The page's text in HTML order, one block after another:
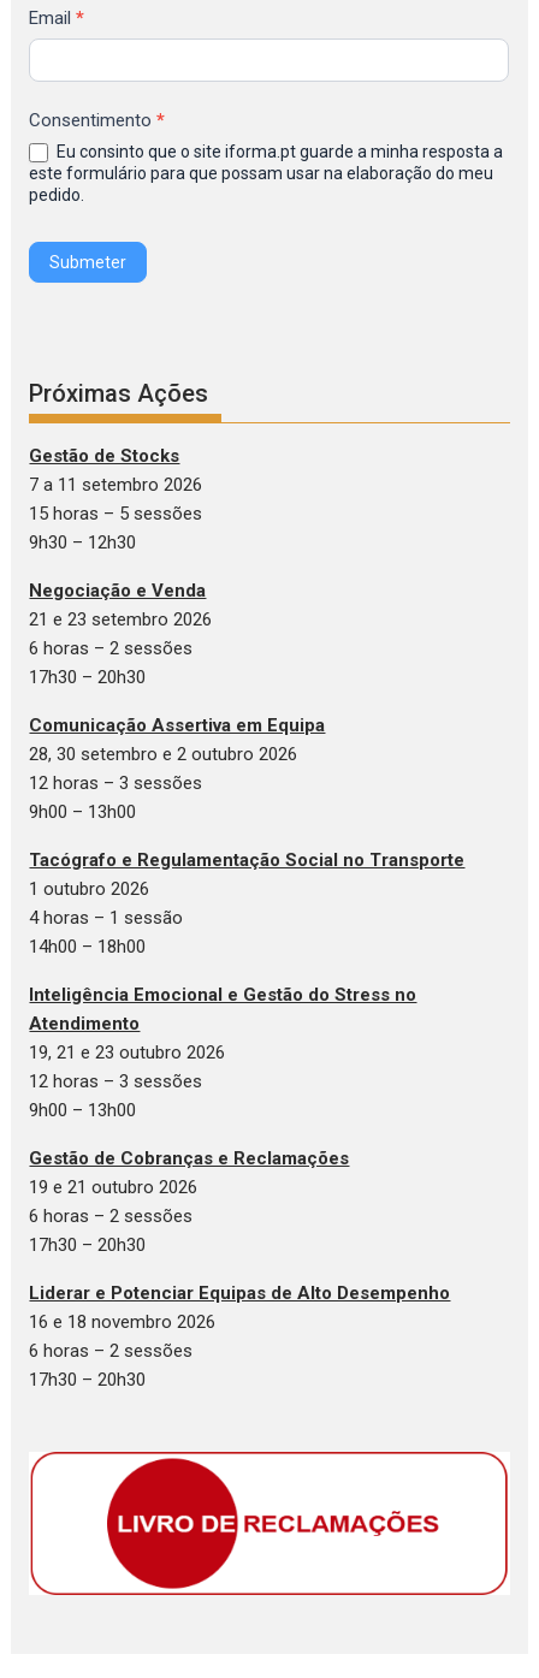
Formulário
de
Inscrição
Newsletter
IFORMA
Email*
Consentimento*
este formulário para que possam usar na elaboração do meu
pedido.
Submeter
Próximas Ações
Gestão de Stocks
7 a 11 setembro 2026
15 horas – 5 sessões
9h30 – 12h30
Negociação e Venda
21 e 23 setembro 2026
6 horas – 2 sessões
17h30 – 20h30
Comunicação Assertiva em Equipa
28, 30 setembro e 2 outubro 2026
12 horas – 3 sessões
9h00 – 13h00
Tacógrafo e Regulamentação Social no Transporte
1 outubro 2026
4 horas – 1 sessão
14h00 – 18h00
Inteligência Emocional e Gestão do Stress no
Atendimento
19, 21 e 23 outubro 2026
12 horas – 3 sessões
9h00 – 13h00
Gestão de Cobranças e Reclamações
19 e 21 outubro 2026
6 horas – 2 sessões
17h30 – 20h30
Liderar e Potenciar Equipas de Alto Desempenho
16 e 18 novembro 2026
6 horas – 2 sessões
17h30 – 20h30